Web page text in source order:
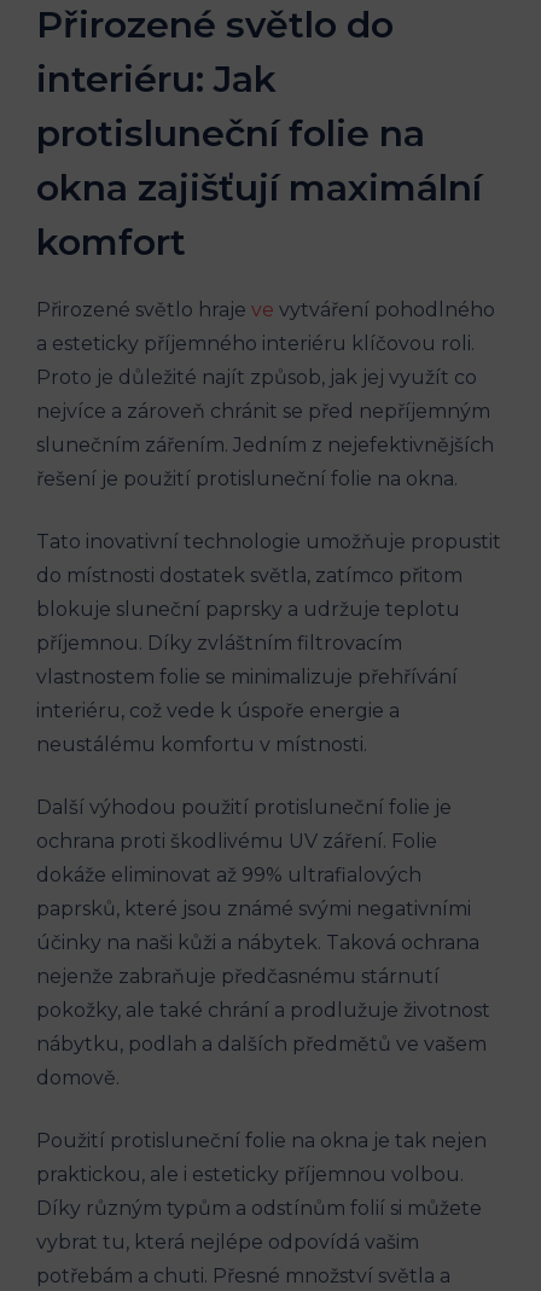
Přirozené světlo do
interiéru: Jak
protisluneční folie na
okna zajišťují maximální
komfort
Přirozené světlo hraje ve vytváření pohodlného
a esteticky příjemného interiéru klíčovou roli.
Proto je důležité najít způsob, jak jej využít co
nejvíce a zároveň chránit se před nepříjemným
slunečním zářením. Jedním z nejefektivnějších
řešení je použití protisluneční folie na okna.
Tato inovativní technologie umožňuje propustit
do místnosti dostatek světla, zatímco přitom
blokuje sluneční paprsky a udržuje teplotu
příjemnou. Díky zvláštním filtrovacím
vlastnostem folie se minimalizuje přehřívání
interiéru, což vede k úspoře energie a
neustálému komfortu v místnosti.
Další výhodou použití protisluneční folie je
ochrana proti škodlivému UV záření. Folie
dokáže eliminovat až 99% ultrafialových
paprsků, které jsou známé svými negativními
účinky na naši kůži a nábytek. Taková ochrana
nejenže zabraňuje předčasnému stárnutí
pokožky, ale také chrání a prodlužuje životnost
nábytku, podlah a dalších předmětů ve vašem
domově.
Použití protisluneční folie na okna je tak nejen
praktickou, ale i esteticky příjemnou volbou.
Díky různým typům a odstínům folií si můžete
vybrat tu, která nejlépe odpovídá vašim
potřebám a chuti. Přesné množství světla a